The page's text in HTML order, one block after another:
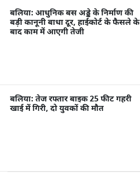
बलिया: आधुनिक बस अड्डे के निर्माण की
बड़ी कानूनी बाधा दूर, हाईकोर्ट के फैसले के
बाद काम में आएगी तेजी
बलिया: तेज रफ्तार बाइक 25 फीट गहरी
खाई में गिरी, दो युवकों की मौत